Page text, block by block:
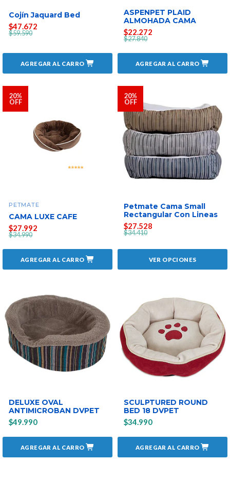
Cojín Jaquard Bed
$47.672
$59.590
AGREGAR AL CARRO
ASPENPET PLAID
ALMOHADA CAMA
$22.272
$27.840
AGREGAR AL CARRO
20%
OFF
PETMATE
CAMA LUXE CAFE
$27.992
$34.990
AGREGAR AL CARRO
20%
OFF
Petmate Cama Small
Rectangular Con Lineas
$27.528
$34.410
VER OPCIONES
DELUXE OVAL
ANTIMICROBAN DVPET
$49.990
AGREGAR AL CARRO
SCULPTURED ROUND
BED 18 DVPET
$34.990
AGREGAR AL CARRO